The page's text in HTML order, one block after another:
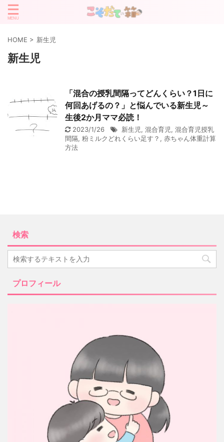
HOME > 新生児
新生児
「混合の授乳間隔ってどんくらい？1日に
何回あげるの？」と悩んでいる新生児～
生後2か月ママ必読！
2023/1/26 新生児, 混合育児, 混合育児授乳
間隔, 粉ミルクどれくらい足す？ , 赤ちゃん体重計算
方法
検索
プロフィール